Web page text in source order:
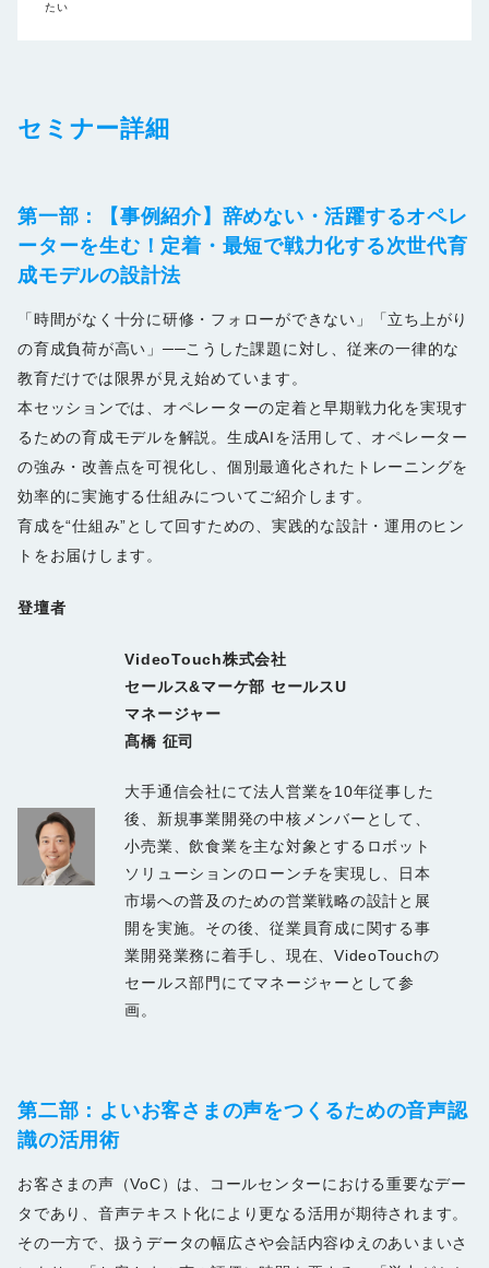
たい
セミナー詳細
第一部：
【事例紹介】辞めない・活躍するオペレ
ーターを生む！定着・最短で戦力化する次世代育
成モデルの設計法
「時間がなく十分に研修・フォローができない」「立ち上がり
の育成負荷が高い」──こうした課題に対し、従来の一律的な
教育だけでは限界が見え始めています。
本セッションでは、オペレーターの定着と早期戦力化を実現す
るための育成モデルを解説。生成AIを活用して、オペレーター
の強み・改善点を可視化し、個別最適化されたトレーニングを
効率的に実施する仕組みについてご紹介します。
育成を“仕組み”として回すための、実践的な設計・運用のヒン
トをお届けします。
登壇者
VideoTouch株式会社
セールス&マーケ部 セールスU
マネージャー
髙橋 征司
大手通信会社にて法人営業を10年従事した
後、新規事業開発の中核メンバーとして、
小売業、飲食業を主な対象とするロボット
ソリューションのローンチを実現し、日本
市場への普及のための営業戦略の設計と展
開を実施。その後、従業員育成に関する事
業開発業務に着手し、現在、VideoTouchの
セールス部門にてマネージャーとして参
画。
第二部： よいお客さまの声をつくるための音声認
識の活用術
お客さまの声（VoC）は、コールセンターにおける重要なデー
タであり、音声テキスト化により更なる活用が期待されます。
その一方で、扱うデータの幅広さや会話内容ゆえのあいまいさ